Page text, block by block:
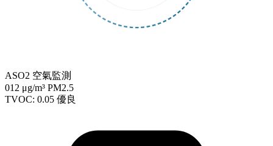
ASO2 空氣監測
012 μg/m³ PM2.5
TVOC: 0.05 優良